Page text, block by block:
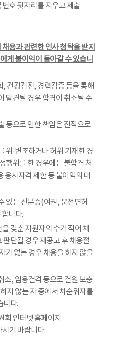
호 뒷자리를 지우고 제출
용과 관련한 인사 청탁을 받지
게 불이익이 돌아갈 수 있습니
, 건강검진, 경력검증 등을 통해
발견될 경우 합격이 취소될 수
등으로 인한 책임은 전적으로
위·변조하거나 허위 기재한 경
행위를 한 경우에는 불합격 처
응시자격 제한 등 불이익의 대
있는 신분증(여권, 운전면허
니다.
갖춘 지원자의 수가 적어 채
판단될 경우 재공고 후 채용절
가 없는 경우 채용을 하지 않을
소, 임용결격 등으로 결원 보충
지 않는 자 중에서 차순위자를
니다.
회 인터넷 홈페이지
시기 바랍니다.